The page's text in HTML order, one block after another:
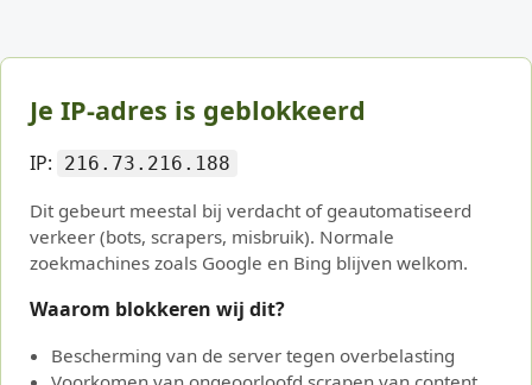
Je IP-adres is geblokkeerd
IP: 216.73.216.188
Dit gebeurt meestal bij verdacht of geautomatiseerd
verkeer (bots, scrapers, misbruik). Normale
zoekmachines zoals Google en Bing blijven welkom.
Waarom blokkeren wij dit?
Bescherming van de server tegen overbelasting